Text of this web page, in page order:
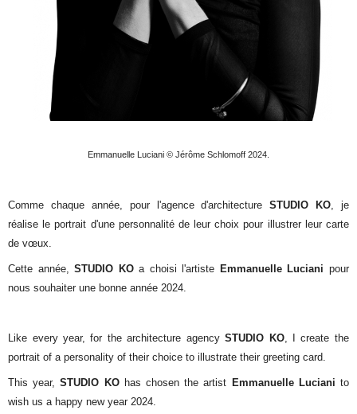
Emmanuelle Luciani © Jérôme Schlomoff 2024.
Comme chaque année, pour l'agence d'architectureSTUDIO KO , je
réalise le portrait d'une personnalité de leur choix pour illustrer leur carte
de vœux.
Cette année,STUDIO KOa choisi l'artiste Emmanuelle Luciani pour
nous souhaiter une bonne année 2024.
Like every year, for the architecture agencySTUDIO KO, I create the
portrait of apersonality of their choice toillustrate their greeting card.
This year,STUDIO KOhas chosen the artist Emmanuelle Luciani to
wish usa happy new year 2024.